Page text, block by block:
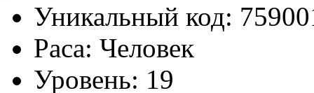
Уникальный код:
Раса: Человек
Уровень: 19